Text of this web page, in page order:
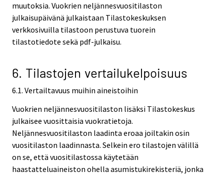
muutoksia. Vuokrien neljännesvuositilaston
julkaisupäivänä julkaistaan Tilastokeskuksen
verkkosivuilla tilastoon perustuva tuorein
tilastotiedote sekä pdf-julkaisu.
6. Tilastojen vertailukelpoisuus
6.1. Vertailtavuus muihin aineistoihin
Vuokrien neljännesvuositilaston lisäksi Tilastokeskus
julkaisee vuosittaisia vuokratietoja.
Neljännesvuositilaston laadinta eroaa joiltakin osin
vuositilaston laadinnasta. Selkein ero tilastojen välillä
on se, että vuositilastossa käytetään
haastatteluaineiston ohella asumistukirekisteriä, jonka